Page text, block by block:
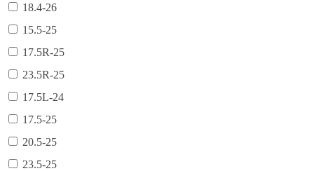
18.4-26
15.5-25
17.5R-25
23.5R-25
17.5L-24
17.5-25
20.5-25
23.5-25